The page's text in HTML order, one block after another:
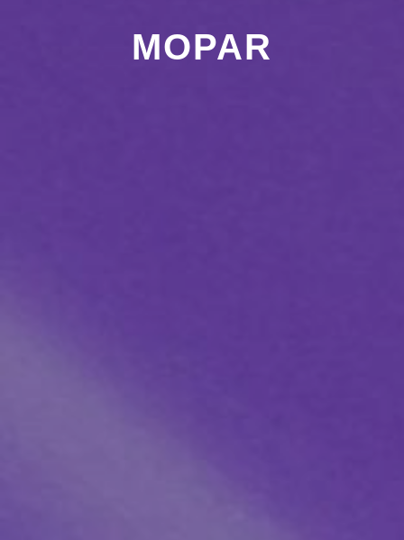
MOPAR